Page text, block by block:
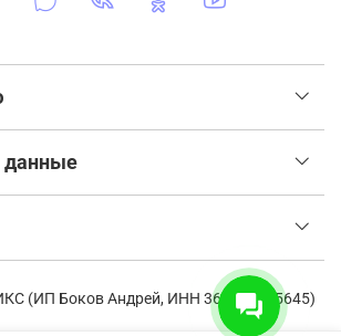
данные
(ИП Боков Андрей, ИНН 366115835645)